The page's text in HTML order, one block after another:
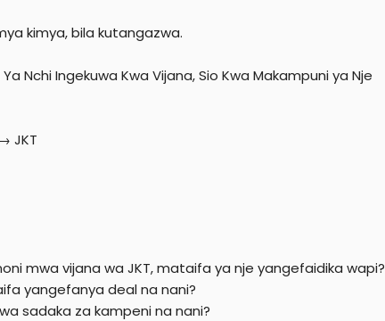
kimya, bila kutangazwa.
Nchi Ingekuwa Kwa Vijana, Sio Kwa Makampuni ya Nje
JKT
mwa vijana wa JKT, mataifa ya nje yangefaidika wapi?
yangefanya deal na nani?
sadaka za kampeni na nani?